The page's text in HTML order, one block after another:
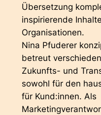
Übersetzung
inspirierende
Organisationen.
Nina Pfuderer
betreut
Zukunfts- und
sowohl für den
für Kund:innen. Als